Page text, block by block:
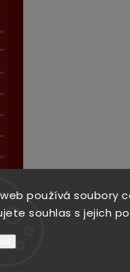
používá soubory
souhlas s jejich